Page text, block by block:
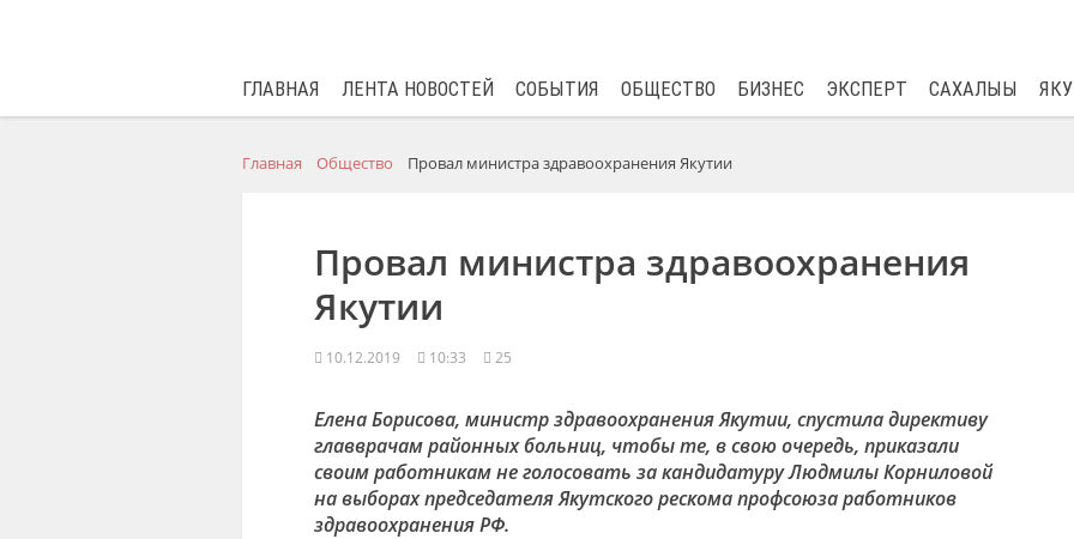
ГЛАВНАЯ ЛЕНТА НОВОСТЕЙ СОБЫТИЯ ОБЩЕСТВО БИЗНЕС ЭКСПЕРТ САХАЛЫЫ
Главная Общество Провал министра здравоохранения Якутии
Провал министра здравоохранения
Якутии
10.12.2019 10:33 25
Елена Борисова, министр здравоохранения Якутии, спустила директиву
главврачам районных больниц, чтобы те, в свою очередь, приказали
своим работникам не голосовать за кандидатуру Людмилы Корниловой
на выборах председателя Якутского рескома профсоюза работников
здравоохранения РФ.